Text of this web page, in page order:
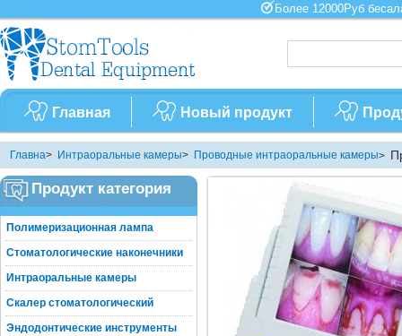
Более 12000Руб
Главная Новый продукт
Главна> Интраоральные камеры> Проводные интраоральные камеры>
Продукт категория
Полимеризационная лампа
Стоматологические наконечники
Интраоральные камеры
Скалер стоматологический
Эндодонтические инструменты